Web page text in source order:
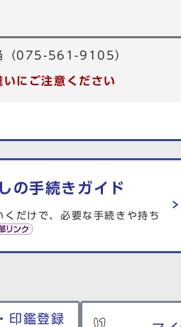
（075-561-9105）
にご注意ください
の手続きガイド
くだけで、必要な手続きや持ち
印鑑登録